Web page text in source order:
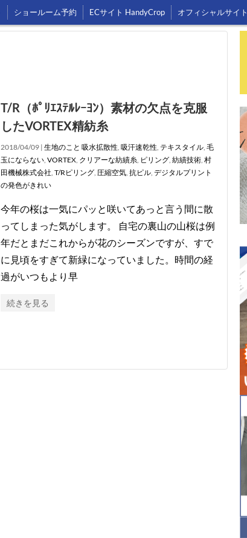
ショールーム予約 ECサイト HandyCrop オフィシャルサイト
T/R（ﾎﾟﾘｴｽﾃﾙﾚｰﾖﾝ）素材の欠点を克服
したVORTEX精紡糸
2018/04/09 | 生地のこと 吸水拡散性, 吸汗速乾性, テキスタイル, 毛
玉にならない, VORTEX, クリアーな紡績糸, ピリング, 紡績技術, 村
田機械株式会社, T/Rピリング, 圧縮空気, 抗ピル, デジタルプリント
の発色がきれい
今年の桜は一気にパッと咲いてあっと言う間に散
ってしまった気がします。 自宅の裏山の山桜は例
年だとまだこれからが花のシーズンですが、すで
に見頃をすぎて新緑になっていました。時間の経
過がいつもより早
続きを見る